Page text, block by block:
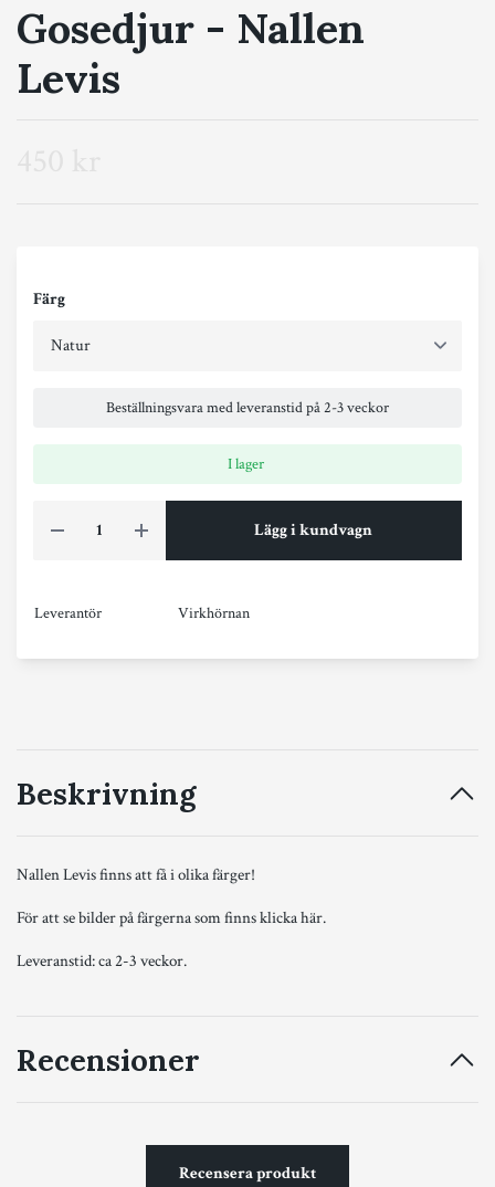
Gosedjur - Nallen
Levis
Färg
Beställningsvara med leveranstid på 2-3 veckor
I lager
Lägg i kundvagn
Leverantör Virkhörnan
Beskrivning
Nallen Levis finns att få i olika färger!
För att se bilder på färgerna som finns klickahär.
Leveranstid: ca 2-3 veckor.
Recensioner
Recensera produkt